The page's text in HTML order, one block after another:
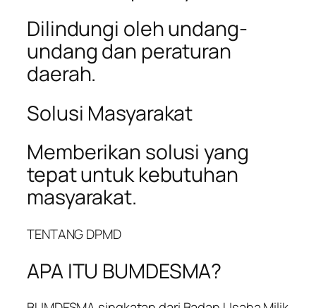
Dilindungi oleh undang-
undang dan peraturan
daerah.
Solusi Masyarakat
Memberikan solusi yang
tepat untuk kebutuhan
masyarakat.
TENTANG DPMD
APA ITU BUMDESMA?